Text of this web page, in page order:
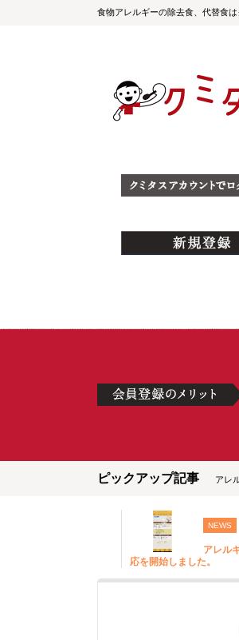
食物アレルギーの除去食、代替食は
ピックアップ記事 アレ
NEWS
アレル
応を開始しました。